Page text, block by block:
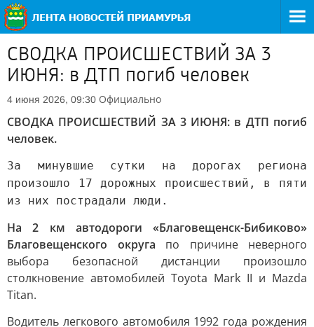
СВОДКА ПРОИСШЕСТВИЙ ЗА 3
ИЮНЯ: в ДТП погиб человек
4 июня 2026, 09:30 Официально
СВОДКА ПРОИСШЕСТВИЙ ЗА 3 ИЮНЯ: в ДТП погиб
человек.
За минувшие сутки на дорогах региона
произошло 17 дорожных происшествий, в пяти
из них пострадали люди.
На 2 км автодороги «Благовещенск-Бибиково»
Благовещенского округа по причине неверного
выбора безопасной дистанции произошло
столкновение автомобилей Toyota Mark II и Mazda
Titan.
Водитель легкового автомобиля 1992 года рождения